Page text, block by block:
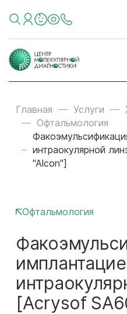
Главная Услуги
Офтальмология
интраокулярной
"Alcon"]
Офтальмология
[Acrysof